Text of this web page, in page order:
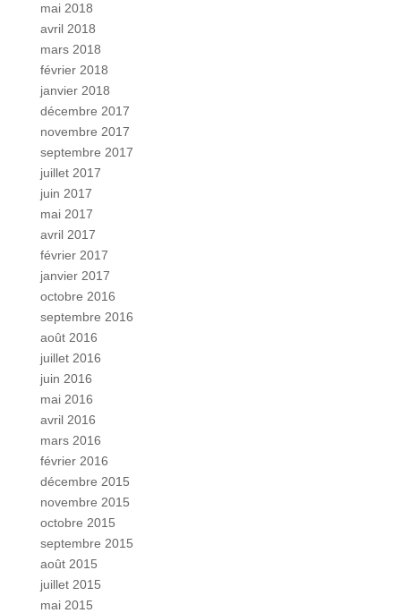
mai 2018
avril 2018
mars 2018
février 2018
janvier 2018
décembre 2017
novembre 2017
septembre 2017
juillet 2017
juin 2017
mai 2017
avril 2017
février 2017
janvier 2017
octobre 2016
septembre 2016
août 2016
juillet 2016
juin 2016
mai 2016
avril 2016
mars 2016
février 2016
décembre 2015
novembre 2015
octobre 2015
septembre 2015
août 2015
juillet 2015
mai 2015